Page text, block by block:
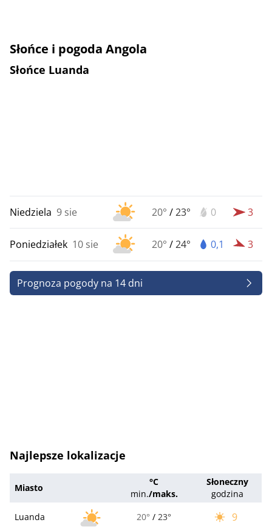
Słońce i pogoda Angola
Słońce Luanda
Niedziela 9 sie 20° /23° 0 3
Poniedziałek 10 sie 20° /24° 0,1 3
Prognoza pogody na 14 dni
Najlepsze lokalizacje
Miasto
°C
min./maks.
Słoneczny
godzina
Luanda
20° / 23° 9